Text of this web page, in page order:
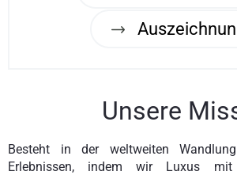
Unsere
Besteht in der weltweiten
Erlebnissen, indem wir Luxus